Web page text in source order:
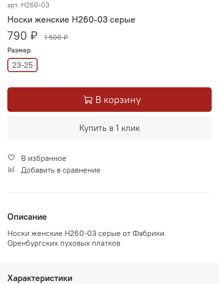
арт. Н260-03
Носки женские Н260-03 серые
790 ₽
1 500 ₽
Размер
23-25
В корзину
Купить в 1 клик
В избранное
Добавить в сравнение
Описание
Носки женские Н260-03 серые от Фабрики
Оренбургских пуховых платков
Характеристики